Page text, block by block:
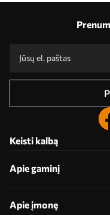
Keisti kalbą
Apie gaminį
Apie įmonę